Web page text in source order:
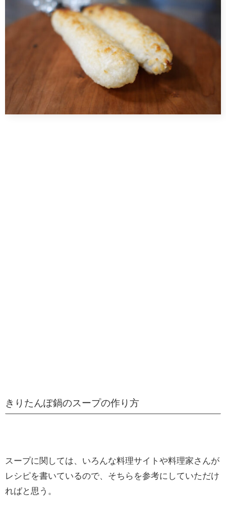
きりたんぽ鍋のスープの作り方
スープに関しては、いろんな料理サイトや料理家さんが
レシピを書いているので、そちらを参考にしていただけ
ればと思う。